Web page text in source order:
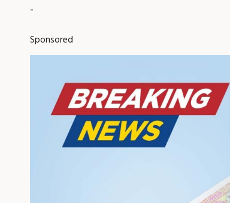
-
Sponsored